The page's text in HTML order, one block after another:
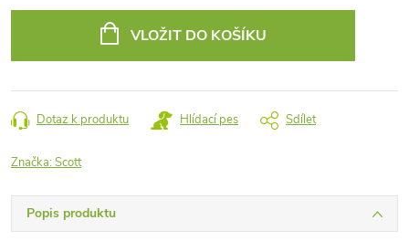
VLOŽIT DO KOŠÍKU
Dotaz k produktu Hlídací pes Sdílet
Značka:Scott
Popis produktu